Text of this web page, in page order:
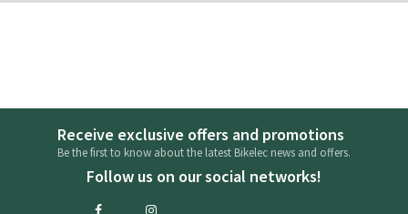
Receive exclusive offers and promotions
Be the first to know about the latest Bikelec news and offers.
Follow us on our social networks!